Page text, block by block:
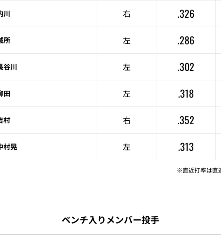
川 右 .326
所 左 .286
谷川 左 .302
田 左 .318
村 右 .352
村晃 左 .313
※直近打率は直
ベンチ入りメンバー投手